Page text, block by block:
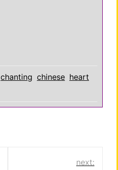
chanting chinese heart
next: